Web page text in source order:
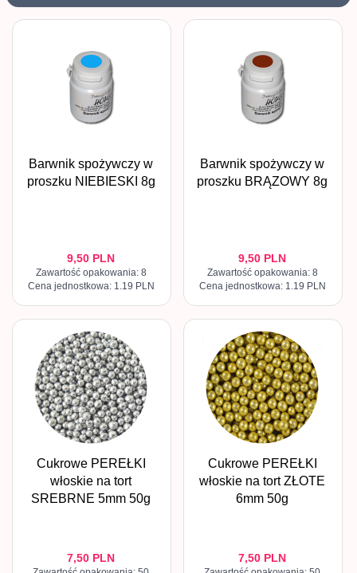
Barwnik spożywczy w
proszku NIEBIESKI 8g
9,50 PLN
Zawartość opakowania: 8
Cena jednostkowa: 1.19 PLN
Barwnik spożywczy w
proszku BRĄZOWY 8g
9,50 PLN
Zawartość opakowania: 8
Cena jednostkowa: 1.19 PLN
Cukrowe PEREŁKI
włoskie na tort
SREBRNE 5mm 50g
7,50 PLN
Cukrowe PEREŁKI
włoskie na tort ZŁOTE
6mm 50g
7,50 PLN